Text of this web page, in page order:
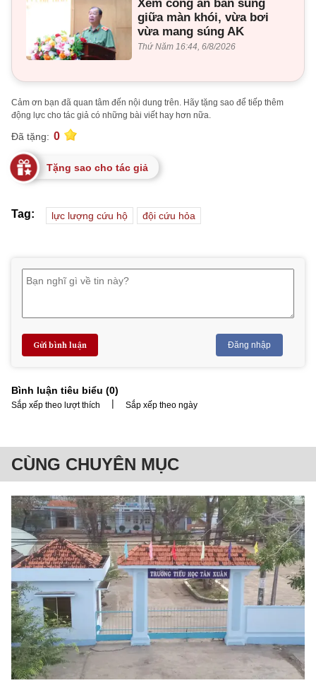
Xem công an bắn súng
giữa màn khói, vừa bơi
vừa mang súng AK
Thứ Năm 16:44, 6/8/2026
Cảm ơn bạn đã quan tâm đến nội dung trên. Hãy tặng sao để tiếp thêm
động lực cho tác giả có những bài viết hay hơn nữa.
Đã tặng: 0
Tặng sao cho tác giả
Tag: lực lượng cứu hộ đội cứu hỏa
Gửi bình luận Đăng nhập
Bình luận tiêu biểu (0)
Sắp xếp theo lượt thích | Sắp xếp theo ngày
CÙNG CHUYÊN MỤC